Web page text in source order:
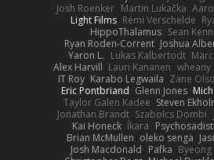
Josh Roenker Martin Lukačka
Light Films Rémi Verschelde
HippoThalamus Sean
Ryan Roden-Corrent Joshua
Yaron L. Lukas Kalbertodt
Alex Harvill Lauri Kananen wheany
IT Roy Karabo Legwaila Zane
Eric Pontbriand Glenn Jones
Taylor Galen Kadee Steven
Jonathan Brandt Szabolcs Dombi
Kai Honeck Íkara
Brian McMullen oleko senga
Josh Macdonald Pafka Byeong